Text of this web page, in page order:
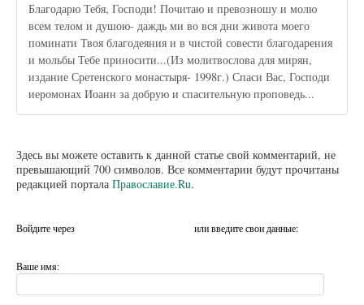
Благодарю Тебя, Господи! Почитаю и превозношу и молю
всем телом и душою- даждь ми во вся дни живота моего
поминати Твоя благодеяния и в чистой совести благодарения
и мольбы Тебе приносити...(Из молитвослова для мирян,
издание Сретенского монастыря- 1998г.) Спаси Вас, Господи
иеромонах Иоанн за добрую и спасительную проповедь...
Здесь вы можете оставить к данной статье свой комментарий, не
превышающий 700 символов. Все комментарии будут прочитаны
редакцией портала Православие.Ru.
Войдите через или введите свои данные:
Ваше имя: